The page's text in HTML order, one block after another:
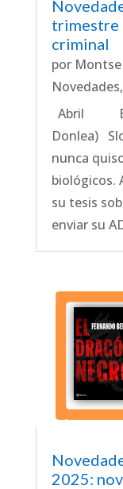
trimestre
criminal
por
Novedades,
Abril El
Donlea)
nunca
biológicos.
su tesis
enviar su
2025: